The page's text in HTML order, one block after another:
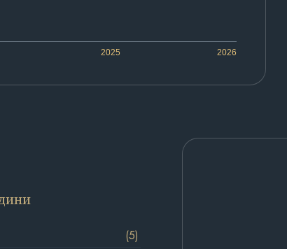
2025 2026
(5)